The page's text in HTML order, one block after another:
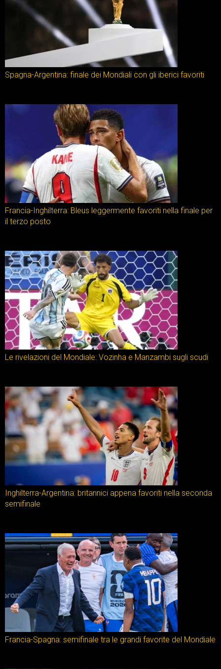
Spagna-Argentina: finale dei Mondiali con gli iberici favoriti
Francia-Inghilterra: Bleus leggermente favoriti nella finale per
il terzo posto
Le rivelazioni del Mondiale: Vozinha e Manzambi sugli scudi
Inghilterra-Argentina: britannici appena favoriti nella seconda
semifinale
Francia-Spagna: semifinale tra le grandi favorite del Mondiale